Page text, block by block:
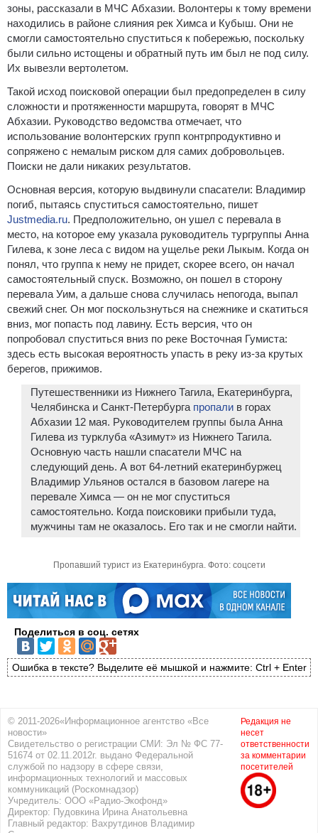
зоны, рассказали в МЧС Абхазии. Волонтеры к тому времени
находились в районе слияния рек Химса и Кубыш. Они не
смогли самостоятельно спуститься к побережью, поскольку
были сильно истощены и обратный путь им был не под силу.
Их вывезли вертолетом.
Такой исход поисковой операции был предопределен в силу
сложности и протяженности маршрута, говорят в МЧС
Абхазии. Руководство ведомства отмечает, что
использование волонтерских групп контрпродуктивно и
сопряжено с немалым риском для самих добровольцев.
Поиски не дали никаких результатов.
Основная версия, которую выдвинули спасатели: Владимир
погиб, пытаясь спуститься самостоятельно, пишет
Justmedia.ru. Предположительно, он ушел с перевала в
место, на которое ему указала руководитель тургруппы Анна
Гилева, к зоне леса с видом на ущелье реки Лыкым. Когда он
понял, что группа к нему не придет, скорее всего, он начал
самостоятельный спуск. Возможно, он пошел в сторону
перевала Уим, а дальше снова случилась непогода, выпал
свежий снег. Он мог поскользнуться на снежнике и скатиться
вниз, мог попасть под лавину. Есть версия, что он
попробовал спуститься вниз по реке Восточная Гумиста:
здесь есть высокая вероятность упасть в реку из-за крутых
берегов, прижимов.
Путешественники из Нижнего Тагила, Екатеринбурга,
Челябинска и Санкт-Петербурга пропали в горах
Абхазии 12 мая. Руководителем группы была Анна
Гилева из турклуба «Азимут» из Нижнего Тагила.
Основную часть нашли спасатели МЧС на
следующий день. А вот 64-летний екатеринбуржец
Владимир Ульянов остался в базовом лагере на
перевале Химса — он не мог спуститься
самостоятельно. Когда поисковики прибыли туда,
мужчины там не оказалось. Его так и не смогли найти.
Пропавший турист из Екатеринбурга. Фото: соцсети
Поделиться в соц. сетях
Ошибка в тексте? Выделите её мышкой и нажмите: Ctrl + Enter
© 2011-2026«Информационное агентство «Все
новости»
Свидетельство о регистрации СМИ: Эл № ФС 77-
51674 от 02.11.2012г. выдано Федеральной
службой по надзору в сфере связи,
информационных технологий и массовых
коммуникаций (Роскомнадзор)
Учредитель: ООО «Радио-Экофонд»
Директор: Пудовкина Ирина Анатольевна
Главный редактор: Вахрутдинов Владимир
Редакция не
несет
ответственности
за комментарии
посетителей